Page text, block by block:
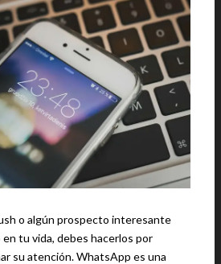
o algún prospecto interesante
tu vida, debes hacerlos por
WhatsApp es una